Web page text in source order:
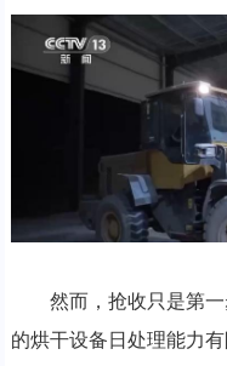
然而，抢收只是第一
的烘干设备日处理能力